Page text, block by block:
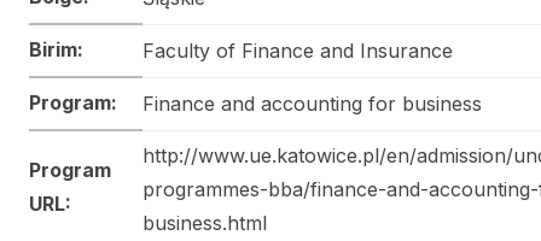
Birim: Faculty of Finance and Insurance
Program: Finance and accounting for business
Program
URL:
http://www.ue.katowice.pl/en/admission/
programmes-bba/finance-and-
business.html